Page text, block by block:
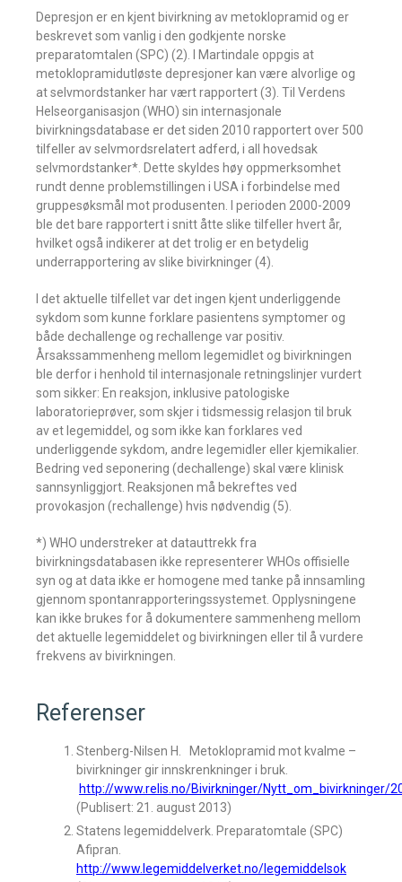
Depresjon er en kjent bivirkning av metoklopramid og er
beskrevet som vanlig i den godkjente norske
preparatomtalen (SPC) (2). I Martindale oppgis at
metoklopramidutløste depresjoner kan være alvorlige og
at selvmordstanker har vært rapportert (3). Til Verdens
Helseorganisasjon (WHO) sin internasjonale
bivirkningsdatabase er det siden 2010 rapportert over 500
tilfeller av selvmordsrelatert adferd, i all hovedsak
selvmordstanker*. Dette skyldes høy oppmerksomhet
rundt denne problemstillingen i USA i forbindelse med
gruppesøksmål mot produsenten. I perioden 2000-2009
ble det bare rapportert i snitt åtte slike tilfeller hvert år,
hvilket også indikerer at det trolig er en betydelig
underrapportering av slike bivirkninger (4).
I det aktuelle tilfellet var det ingen kjent underliggende
sykdom som kunne forklare pasientens symptomer og
både dechallenge og rechallenge var positiv.
Årsakssammenheng mellom legemidlet og bivirkningen
ble derfor i henhold til internasjonale retningslinjer vurdert
som sikker: En reaksjon, inklusive patologiske
laboratorieprøver, som skjer i tidsmessig relasjon til bruk
av et legemiddel, og som ikke kan forklares ved
underliggende sykdom, andre legemidler eller kjemikalier.
Bedring ved seponering (dechallenge) skal være klinisk
sannsynliggjort. Reaksjonen må bekreftes ved
provokasjon (rechallenge) hvis nødvendig (5).
*) WHO understreker at datauttrekk fra
bivirkningsdatabasen ikke representerer WHOs offisielle
syn og at data ikke er homogene med tanke på innsamling
gjennom spontanrapporteringssystemet. Opplysningene
kan ikke brukes for å dokumentere sammenheng mellom
det aktuelle legemiddelet og bivirkningen eller til å vurdere
frekvens av bivirkningen.
Referenser
Stenberg-Nilsen H. Metoklopramid mot kvalme –
bivirkninger gir innskrenkninger i bruk.
http://www.relis.no/Bivirkninger/Nytt_om_bivirkninger/
(Publisert: 21. august 2013)
Statens legemiddelverk. Preparatomtale (SPC)
Afipran.
http://www.legemiddelverket.no/legemiddelsok